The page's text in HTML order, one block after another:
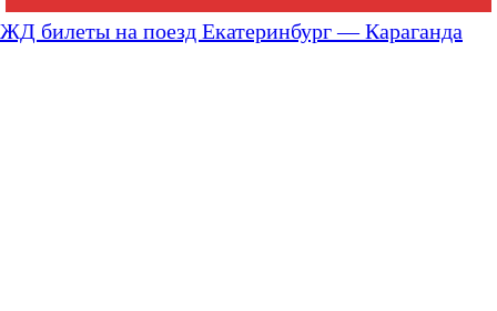
ЖД билеты на поезд Екатеринбург — Караганда